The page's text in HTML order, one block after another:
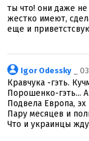
ты что! они даже
жестко имеют,
еще и
Igor Odessky _
Кравчука -гэть.
Порошенко-гэть...
Подвела Европа, эх
Пару месяцев и
Что и украинцы